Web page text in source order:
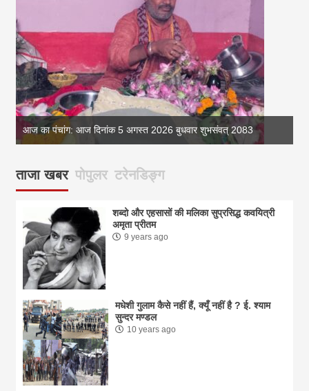
आज का पंचांग: आज दिनांक 5 अगस्त 2026 बुधवार शुभसंवत् 2083
ताजा खबर पोपुलर टरेनडिङ्ग
शब्दो और एहसासों की मलिका सुप्रसिद्ध कवयित्री
अमृता प्रीतम
9 years ago
मधेशी गुलाम कैसे नहीं हैं, क्यूँ नहीं है ? ई. श्याम
सुन्दर मण्डल
10 years ago